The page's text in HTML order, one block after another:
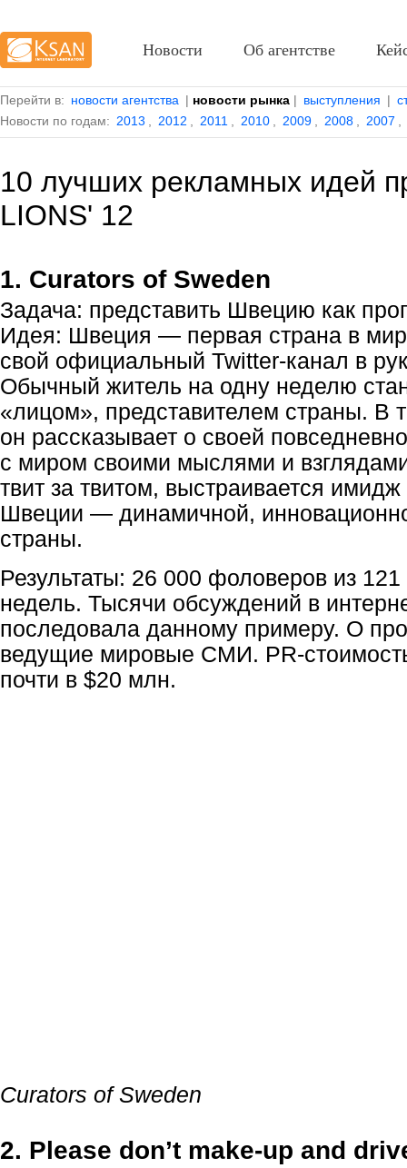
Перейти в: новости агентства | новости рынка | выступления |
Новости по годам: 2013 2012 2011 2010 2009 2008 2007
10 лучших рекламных идей
LIONS' 12
1. Curators of Sweden
Задача: представить Швецию как
Идея: Швеция — первая страна в
свой официальный Twitter-канал в
Обычный житель на одну неделю
«лицом», представителем страны. В
он рассказывает о своей
с миром своими мыслями и
твит за твитом, выстраивается
Швеции — динамичной,
страны.
Результаты: 26 000 фоловеров из
недель. Тысячи обсуждений в
последовала данному примеру. О
ведущие мировые СМИ. PR-
почти в $20 млн.
Curators of Sweden
2. Please don’t make-up and
Новости Об агентстве